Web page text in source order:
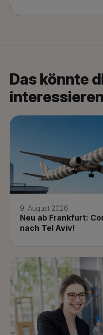
Das könnte
interessieren
9. August 2026
Neu ab Frankfurt:
nach Tel Aviv!